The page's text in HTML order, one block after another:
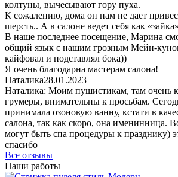
колтуны, вычесывают гору пуха.
К сожалению, дома он нам не дает
шерсть.. А в салоне ведет себя как
В наше последнее посещение, Марина
общий язык с нашим грозным Мейн-
кайфовал и подставлял бока))
Я очень благодарна мастерам салона!
Наталика28.01.2023
Наталика: Моим пушистикам, там очень
грумеры, внимательны к просьбам.
принимала озоновую ванну, кстати в
салона, так как скоро, она именинница.
могут быть спа процедуры к празднику)
спасибо
Все отзывы
Наши работы